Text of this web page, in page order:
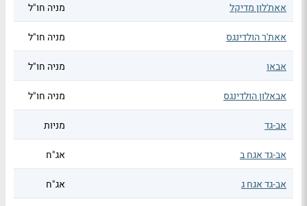
אאת'לון מדיקל מניה חו"ל
אאת'ר הולדינגס מניה חו"ל
אבאו מניה חו"ל
אבאלון הולדינגס מניה חו"ל
אב-גד מניות
אב-גד אגח ב אג"ח
אב-גד אגח ג אג"ח